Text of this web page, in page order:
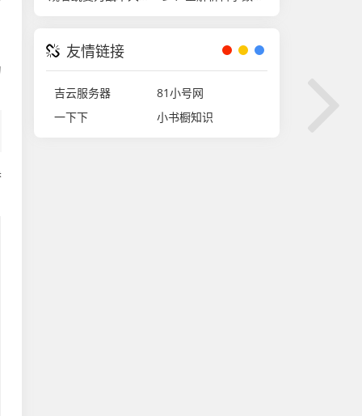
友情链接
吉云服务器
81小号网
一下下
小书橱知识